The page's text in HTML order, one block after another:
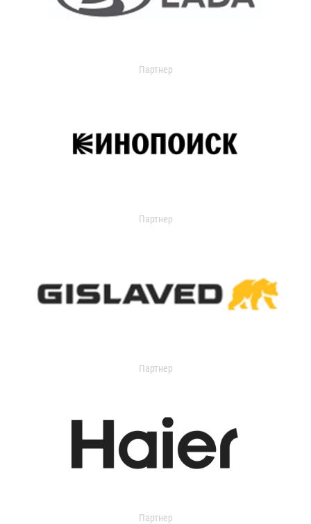
Партнер
Партнер
Партнер
Партнер